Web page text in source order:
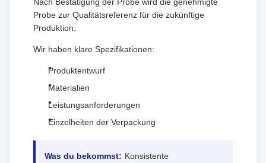
Probe zur Qualitätsreferenz für die zukünftige
Produktion.
Wir haben klare Spezifikationen:
Produktentwurf
Materialien
Leistungsanforderungen
Einzelheiten der Verpackung
Was du bekommst: Konsistente